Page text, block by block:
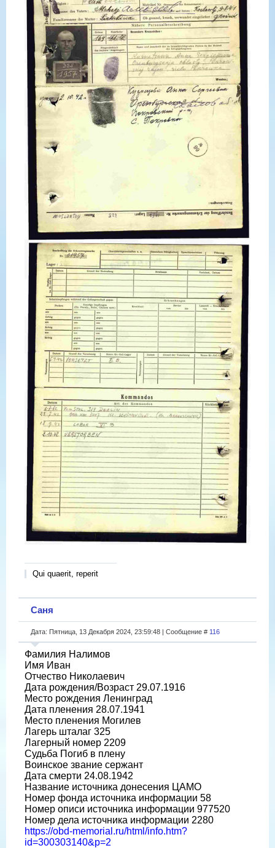
Qui quaerit, reperit
Саня
Дата: Пятница, 13 Декабря 2024, 23:59:48 | Сообщение # 116
Фамилия Налимов
Имя Иван
Отчество Николаевич
Дата рождения/Возраст 29.07.1916
Место рождения Ленинград
Дата пленения 28.07.1941
Место пленения Могилев
Лагерь шталаг 325
Лагерный номер 2209
Судьба Погиб в плену
Воинское звание сержант
Дата смерти 24.08.1942
Название источника донесения ЦАМО
Номер фонда источника информации 58
Номер описи источника информации 977520
Номер дела источника информации 2280
https://obd-memorial.ru/html/info.htm?
id=300303140&p=2